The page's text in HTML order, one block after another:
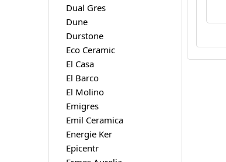
Dual Gres
Dune
Durstone
Eco Ceramic
El Casa
El Barco
El Molino
Emigres
Emil Ceramica
Energie Ker
Epicentr